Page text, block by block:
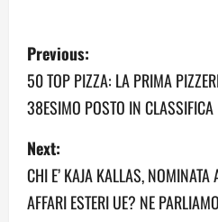
P
o
s
t
n
Previous:
50 TOP PIZZA: LA PRIMA
38ESIMO POSTO IN CLASSIFICA
Next:
CHI E’ KAJA KALLAS, NOMINATA
AFFARI ESTERI UE? NE